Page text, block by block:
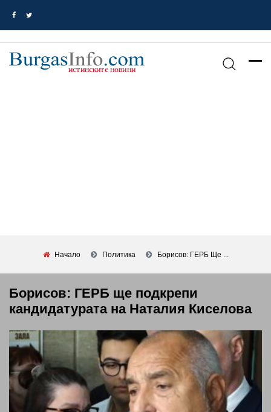
Начало Политика Борисов: ГЕРБ Ще ...
Борисов: ГЕРБ ще подкрепи
кандидатурата на Наталия Киселова